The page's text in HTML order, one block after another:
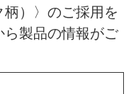
）〉のご採用を
製品の情報がご